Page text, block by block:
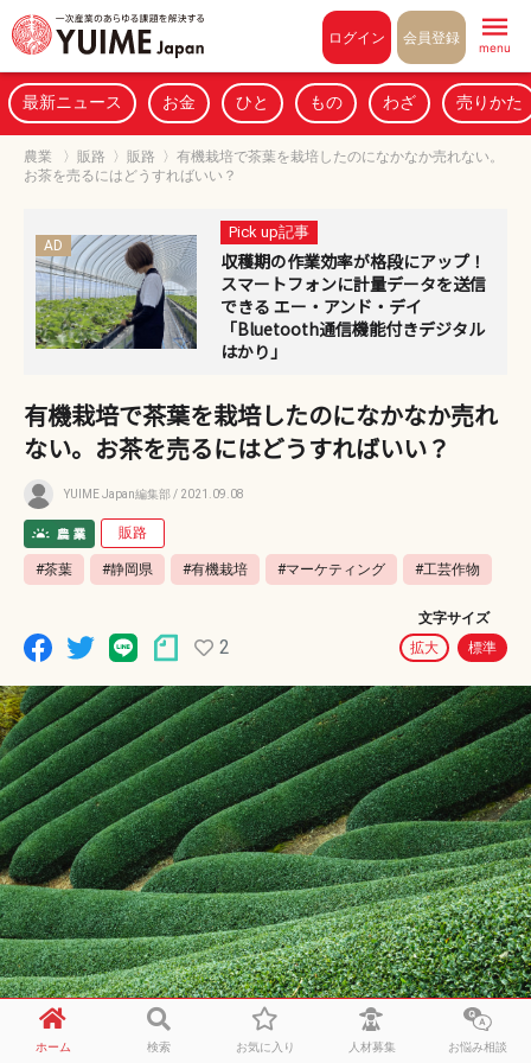
ログイン 会員登録
menu
最新ニュース お金 ひと もの わざ 売りかた
農業 〉 販路 〉 販路 〉 有機栽培で茶葉を栽培したのになかなか売れない。
お茶を売るにはどうすればいい？
AD
Pick up記事
収穫期の作業効率が格段にアップ！
スマートフォンに計量データを送信
できる エー・アンド・デイ
「Bluetooth通信機能付きデジタル
はかり」
有機栽培で茶葉を栽培したのになかなか売れ
ない。お茶を売るにはどうすればいい？
YUIME Japan編集部 / 2021.09.08
販路
#茶葉 #静岡県 #有機栽培 #マーケティング #工芸作物
2
文字サイズ
拡大
標準
ホーム 検索 お気に入り 人材募集 お悩み相談